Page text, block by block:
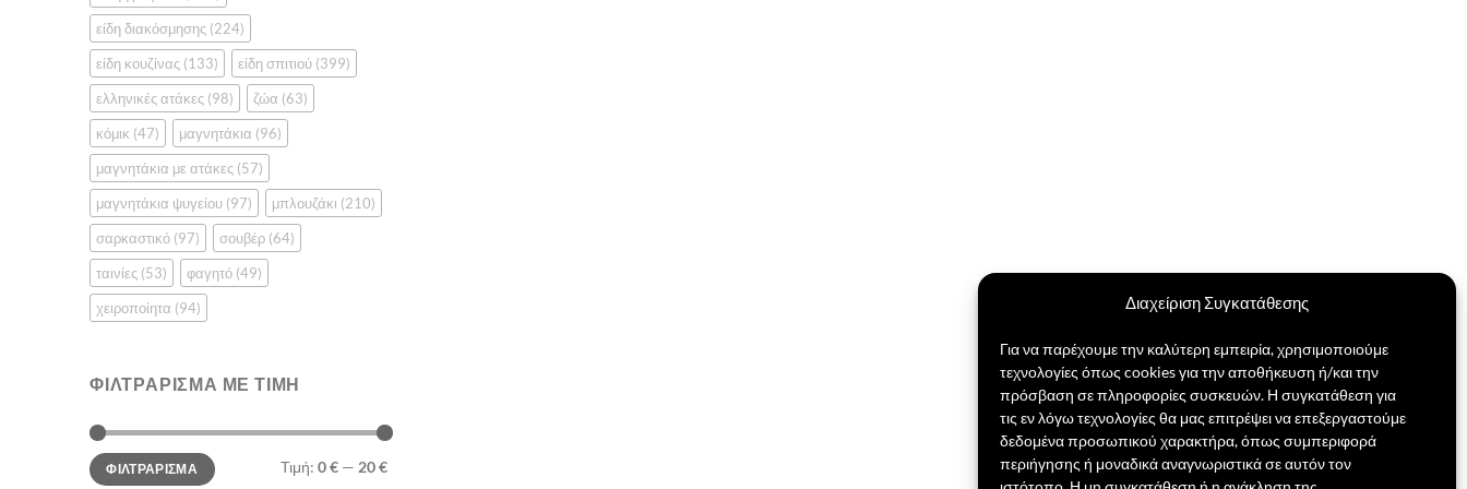
Διαχείριση Συγκατάθεσης
Για να παρέχουμε την καλύτερη εμπειρία, χρησιμοποιούμε
τεχνολογίες όπως cookies για την αποθήκευση ή/και την
πρόσβαση σε πληροφορίες συσκευών. Η συγκατάθεση για
τις εν λόγω τεχνολογίες θα μας επιτρέψει να επεξεργαστούμε
δεδομένα προσωπικού χαρακτήρα, όπως συμπεριφορά
περιήγησης ή μοναδικά αναγνωριστικά σε αυτόν τον
είδη διακόσμησης (224)
είδη κουζίνας (133) είδη σπιτιού (399)
ελληνικές ατάκες (98) ζώα (63)
κόμικ (47) μαγνητάκια (96)
μαγνητάκια με ατάκες (57)
μαγνητάκια ψυγείου (97) μπλουζάκι (210)
σαρκαστικό (97) σουβέρ (64)
ταινίες (53) φαγητό (49)
χειροποίητα (94)
ΦΙΛΤΡΆΡΙΣΜΑ ΜΕ ΤΙΜΉ
Ελάχιστη
τιμή
Μέγιστη
τιμήΦΙΛΤΡΆΡΙΣΜΑ Τιμή: 0 €— 20 €